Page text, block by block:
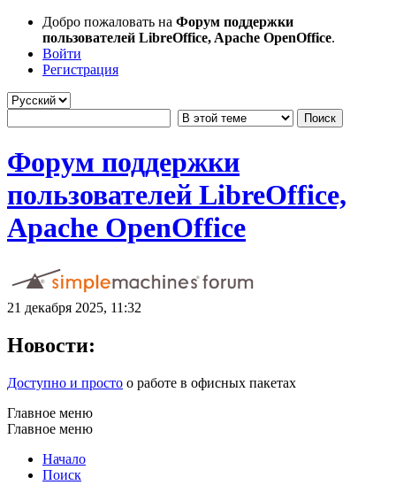
Добро пожаловать на Форум поддержки
пользователей LibreOffice, Apache OpenOffice.
Войти
Регистрация
Форум поддержки
пользователей LibreOffice,
Apache OpenOffice
21 декабря 2025, 11:32
Новости:
Доступно и просто о работе в офисных пакетах
Главное меню
Главное меню
Начало
Поиск